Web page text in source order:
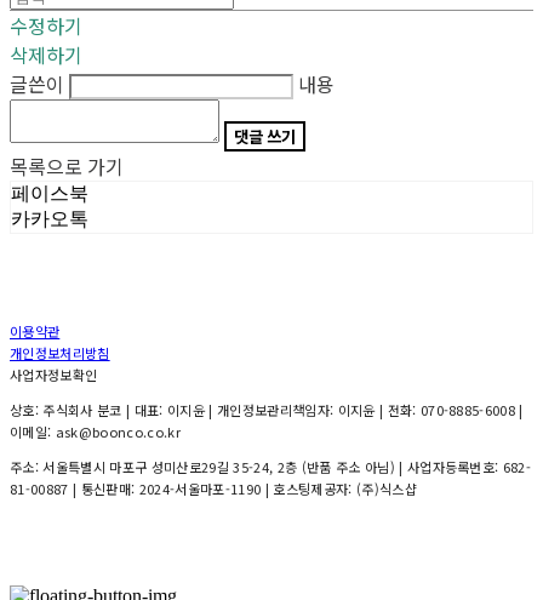
수정하기
삭제하기
글쓴이
내용
댓글 쓰기
목록으로 가기
페이스북
카카오톡
이용약관
개인정보처리방침
사업자정보확인
상호: 주식회사 분코 | 대표: 이지윤 | 개인정보관리책임자: 이지윤 | 전화: 070-8885-6008 |
이메일: ask@boonco.co.kr
주소: 서울특별시 마포구 성미산로29길 35-24, 2층 (반품 주소 아님) | 사업자등록번호: 682-
81-00887 | 통신판매: 2024-서울마포-1190 | 호스팅제공자: (주)식스샵